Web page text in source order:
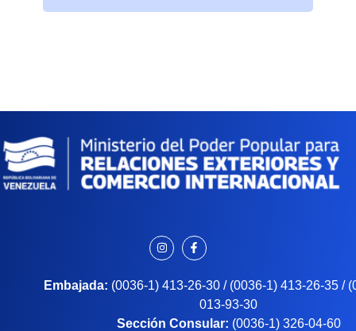
Embajada: (0036-1) 413-26-30 / (0036-1) 413-26-35 /
013-93-30
Sección Consular: (0036-1) 326-04-60